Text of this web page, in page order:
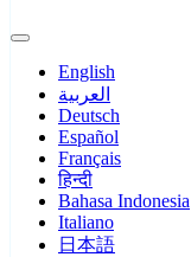
English
العربية
Deutsch
Español
Français
हिन्दी
Bahasa Indonesia
Italiano
日本語